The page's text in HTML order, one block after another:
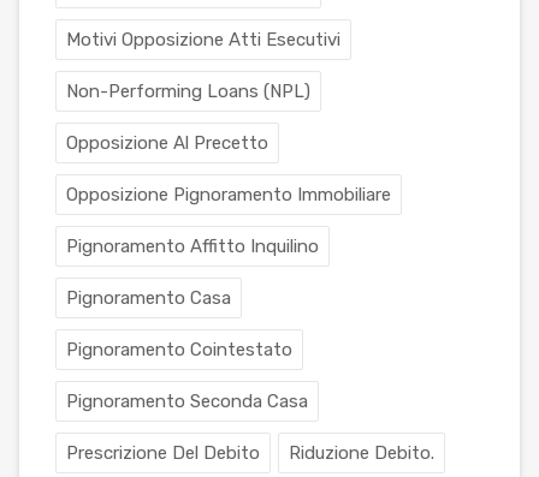
Motivi Opposizione Atti Esecutivi
Non-Performing Loans (NPL)
Opposizione Al Precetto
Opposizione Pignoramento Immobiliare
Pignoramento Affitto Inquilino
Pignoramento Casa
Pignoramento Cointestato
Pignoramento Seconda Casa
Prescrizione Del Debito Riduzione Debito.